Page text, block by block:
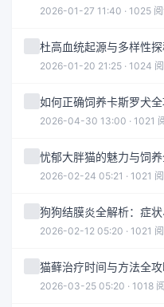
2026-01-27 11:40 · 1025
杜高血统起源与多样性
2026-01-20 21:25 · 1024
如何正确饲养卡斯罗犬
2026-04-30 13:00 · 1021
忧郁大胖猫的魅力与饲
2026-02-24 05:21 · 1021
狗狗结膜炎全解析：症
2026-02-12 05:20 · 1021
猫藓治疗时间与方法全
2026-03-25 05:20 · 1018